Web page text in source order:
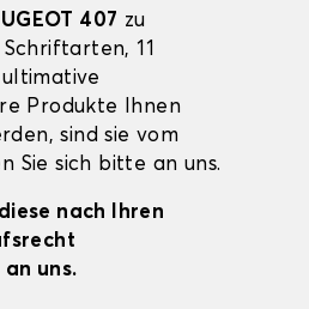
407 zu
11
Produkte Ihnen
sind sie vom
Sie sich bitte an uns.
nach Ihren
uns.